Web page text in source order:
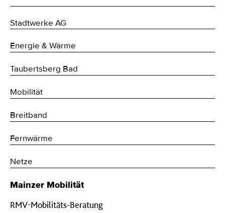
Stadtwerke AG
Energie & Wärme
Taubertsberg Bad
Mobilität
Breitband
Fernwärme
Netze
Mainzer Mobilität
RMV-Mobilitäts-Beratung